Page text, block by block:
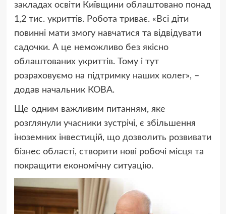
закладах освіти Київщини облаштовано понад
1,2 тис. укриттів. Робота триває. «Всі діти
повинні мати змогу навчатися та відвідувати
садочки. А це неможливо без якісно
облаштованих укриттів. Тому і тут
розраховуємо на підтримку наших колег», –
додав начальник КОВА.
Ще одним важливим питанням, яке
розглянули учасники зустрічі, є збільшення
іноземних інвестицій, що дозволить розвивати
бізнес області, створити нові робочі місця та
покращити економічну ситуацію.